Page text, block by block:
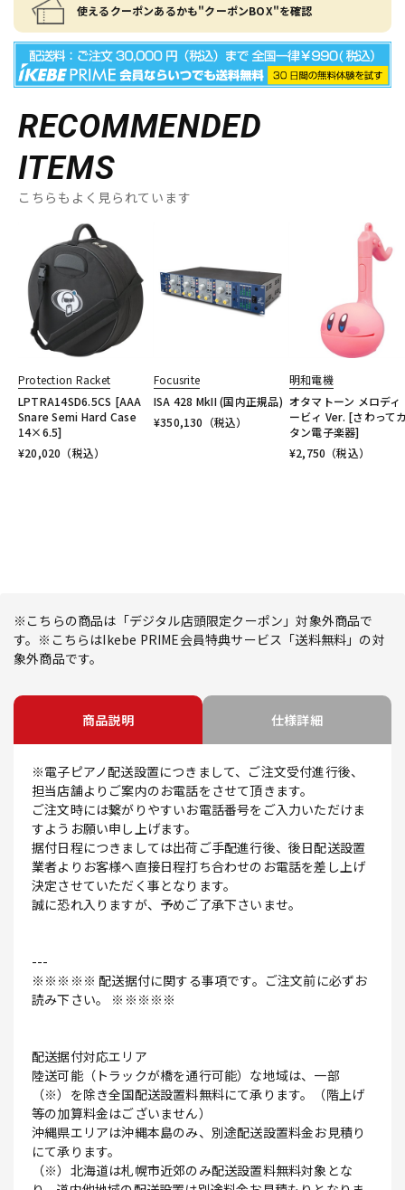
使えるクーポンあるかも"クーポンBOX"を確認
RECOMMENDED
ITEMS
こちらもよく見られています
Protection Racket
LPTRA14SD6.5CS [AAA
Snare Semi Hard Case
14×6.5]
¥20,020 （税込）
Focusrite
ISA 428 MkII (国内正規品)
¥350,130 （税込）
明和電機
オタマトーン メロディ
ービィ Ver. [さわって
タン電子楽器]
¥2,750 （税込）
※こちらの商品は「デジタル店頭限定クーポン」対象外商品で
す。※こちらはIkebe PRIME会員特典サービス「送料無料」の対
象外商品です。
商品説明 仕様詳細
※電子ピアノ配送設置につきまして、ご注文受付進行後、
担当店舗よりご案内のお電話をさせて頂きます。
ご注文時には繋がりやすいお電話番号をご入力いただけま
すようお願い申し上げます。
据付日程につきましては出荷ご手配進行後、後日配送設置
業者よりお客様へ直接日程打ち合わせのお電話を差し上げ
決定させていただく事となります。
誠に恐れ入りますが、予めご了承下さいませ。
---
※※※※※ 配送据付に関する事項です。ご注文前に必ずお
読み下さい。 ※※※※※
配送据付対応エリア
陸送可能（トラックが橋を通行可能）な地域は、一部
（※）を除き全国配送設置料無料にて承ります。（階上げ
等の加算料金はございません）
沖縄県エリアは沖縄本島のみ、別途配送設置料金お見積り
にて承ります。
（※）北海道は札幌市近郊のみ配送設置料無料対象とな